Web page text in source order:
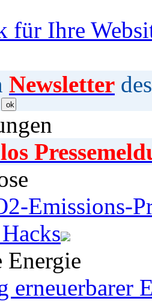
für Ihre
Newsletter
Emissions-
Energie
erneuerbarer